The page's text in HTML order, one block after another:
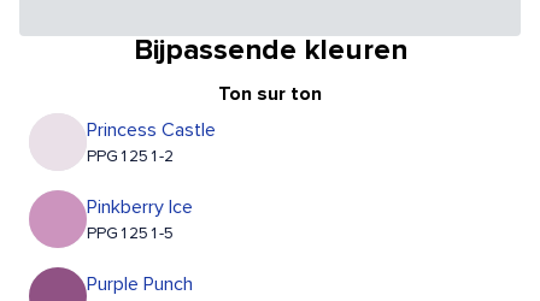
Bijpassende kleuren
Ton sur ton
Princess Castle
PPG1251-2
Pinkberry Ice
PPG1251-5
Purple Punch